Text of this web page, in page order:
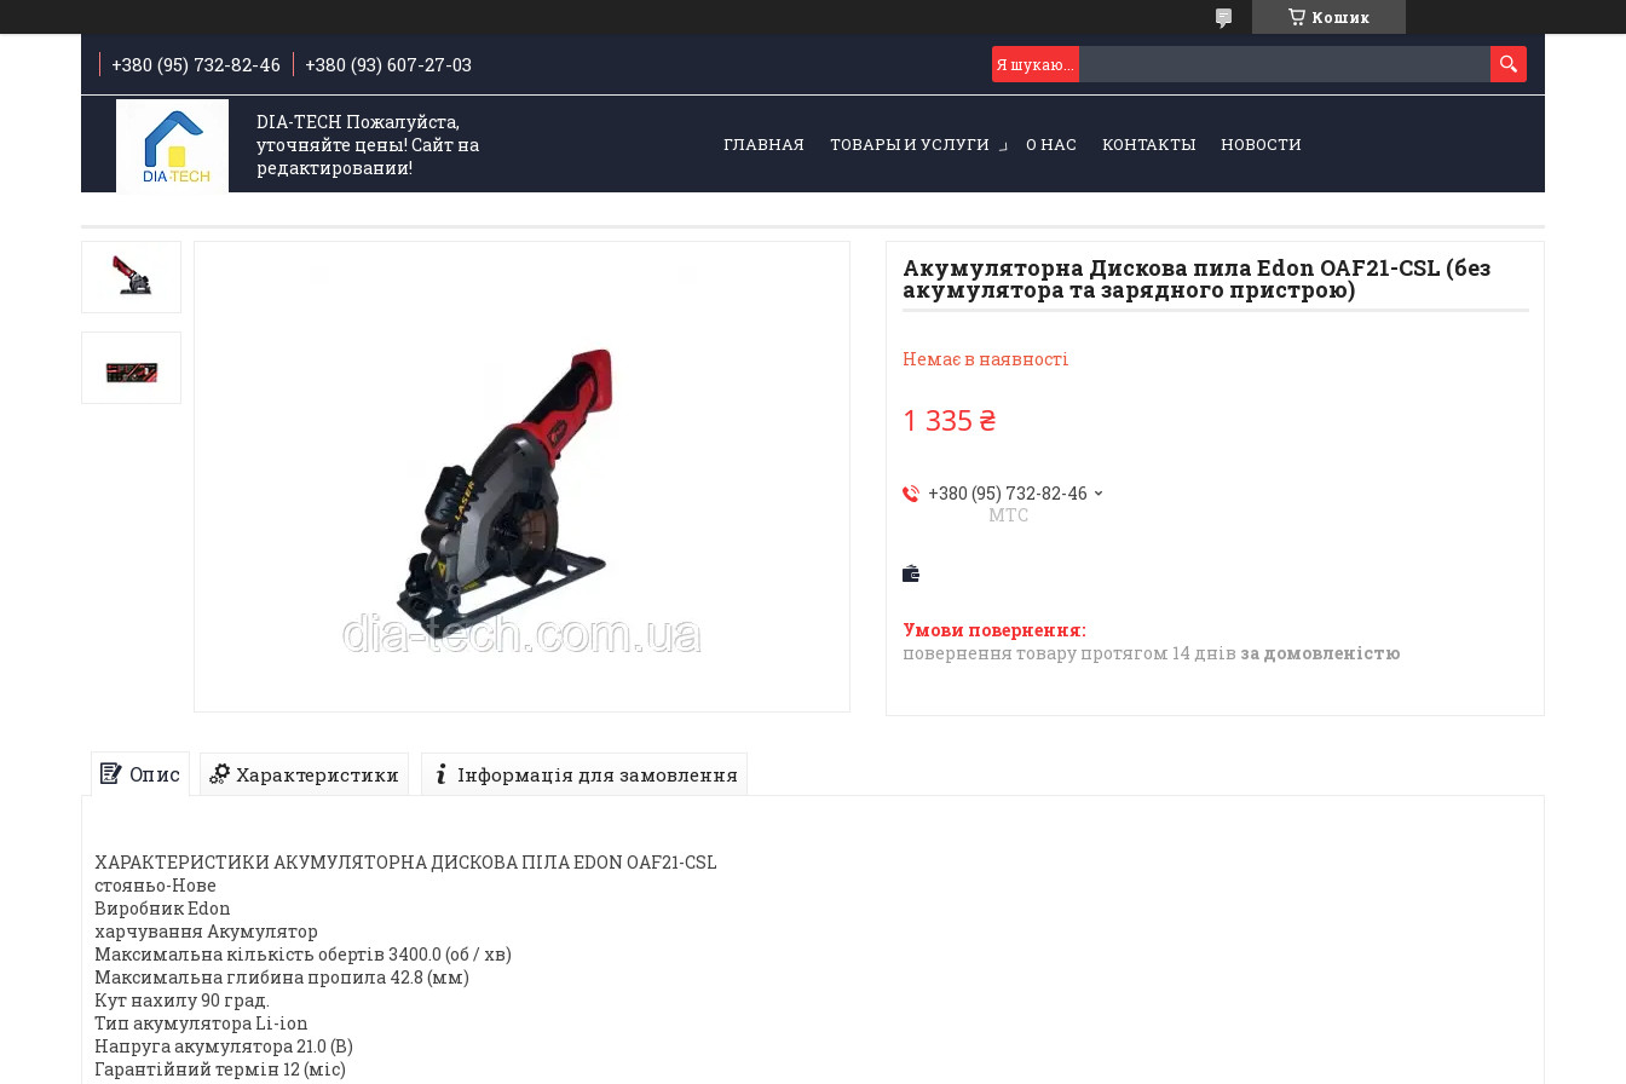
Кошик
+380 (95) 732-82-46 +380 (93) 607-27-03
DIA-TECH Пожалуйста,
уточняйте цены! Сайт на
редактировании!
ГЛАВНАЯ ТОВАРЫ И УСЛУГИ О НАС КОНТАКТЫ НОВОСТИ
Акумуляторна Дискова пила Edon OAF21-CSL (без
акумулятора та зарядного пристрою)
Немає в наявності
1 335 ₴
+380 (95) 732-82-46
МТС
повернення товару протягом 14 днів за домовленістю
Опис Характеристики Інформація для замовлення
ХАРАКТЕРИСТИКИ АКУМУЛЯТОРНА ДИСКОВА ПІЛА EDON OAF21-CSL
стояньо-Нове
Виробник Edon
харчування Акумулятор
Максимальна кількість обертів 3400.0 (об / хв)
Максимальна глибина пропила 42.8 (мм)
Кут нахилу 90 град.
Тип акумулятора Li-ion
Напруга акумулятора 21.0 (В)
Гарантійний термін 12 (міс)